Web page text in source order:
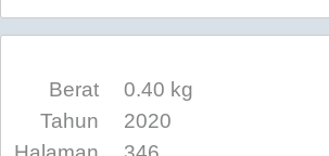
Berat
0.40 kg
Tahun
2020